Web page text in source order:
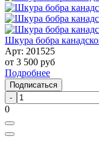
Шкура бобра
Арт: 201525
от 3 500 руб
Подробнее
Подписаться
0